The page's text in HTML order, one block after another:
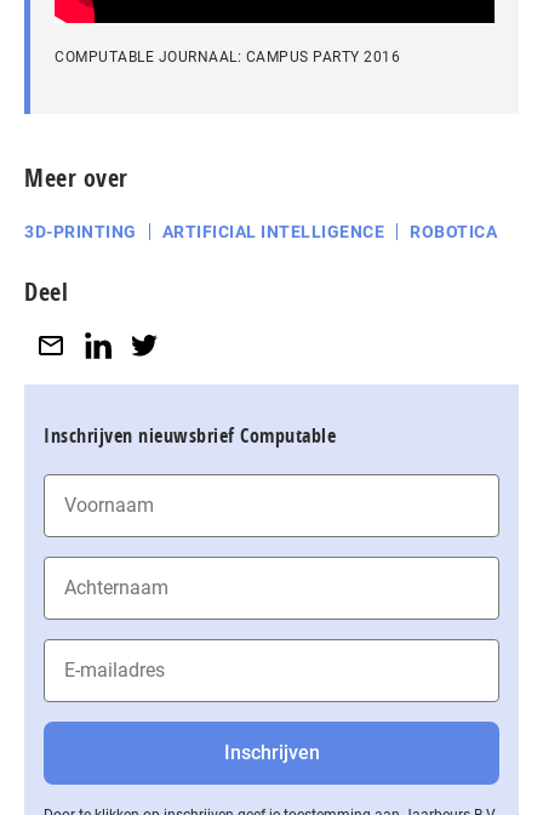
COMPUTABLE JOURNAAL: CAMPUS PARTY 2016
Meer over
3D-PRINTING ARTIFICIAL INTELLIGENCE ROBOTICA
Deel
Inschrijven nieuwsbrief Computable